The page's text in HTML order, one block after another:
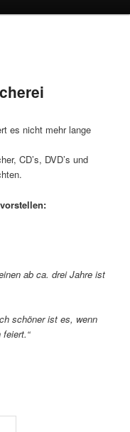
es nicht mehr lange
CD’s, DVD’s und
ab ca. drei Jahre ist
schöner ist es, wenn